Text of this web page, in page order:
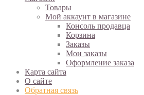
Товары
Мой аккаунт в магазине
Консоль продавца
Корзина
Заказы
Мои заказы
Оформление заказа
Карта сайта
О сайте
Обратная связь